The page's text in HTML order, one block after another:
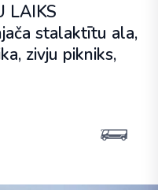
LAIKS
stalaktītu ala,
zivju pikniks,